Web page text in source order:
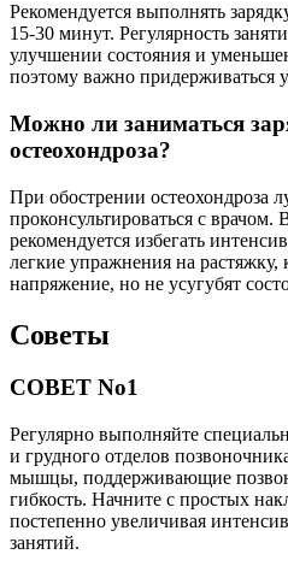
Рекомендуется выполнять
15-30 минут. Регулярность
улучшении состояния и
поэтому важно придерживаться
Можно ли заниматься
остеохондроза?
При обострении остеохондроза
проконсультироваться с врачом.
рекомендуется избегать
легкие упражнения на растяжку,
напряжение, но не усугубят
Советы
СОВЕТ No1
Регулярно выполняйте
и грудного отделов
мышцы, поддерживающие
гибкость. Начните с простых
постепенно увеличивая
занятий.